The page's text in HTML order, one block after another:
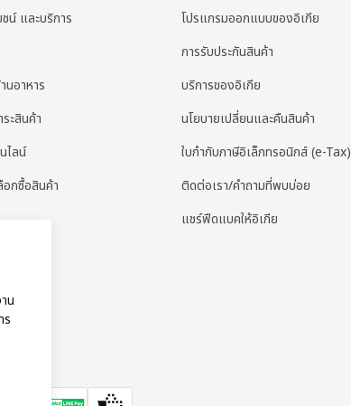
น์ และบริการ
นอาหาร
ะสินค้า
ไลน์
อกซื้อสินค้า
โปรแกรมออกแบบของอิเกีย
การรับประกันสินค้า
บริการของอิเกีย
นโยบายเปลี่ยนและคืนสินค้า
ใบกํากับภาษีอิเล็กทรอนิกส์ (e-Tax)
ติดต่อเรา/คำถามที่พบบ่อย
แชร์ฟีดแบคให้อิเกีย
น
ร